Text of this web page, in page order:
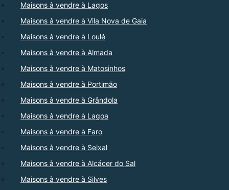
Maisons à vendre à Lagos
Maisons à vendre à Vila Nova de Gaia
Maisons à vendre à Loulé
Maisons à vendre à Almada
Maisons à vendre à Matosinhos
Maisons à vendre à Portimão
Maisons à vendre à Grândola
Maisons à vendre à Lagoa
Maisons à vendre à Faro
Maisons à vendre à Seixal
Maisons à vendre à Alcácer do Sal
Maisons à vendre à Silves